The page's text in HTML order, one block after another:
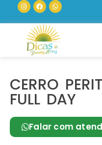
CERRO
FULL DAY
Falar com